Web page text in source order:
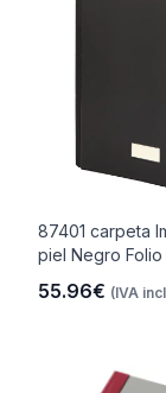
87401 carpeta
piel Negro Folio
55.96€ (IVA